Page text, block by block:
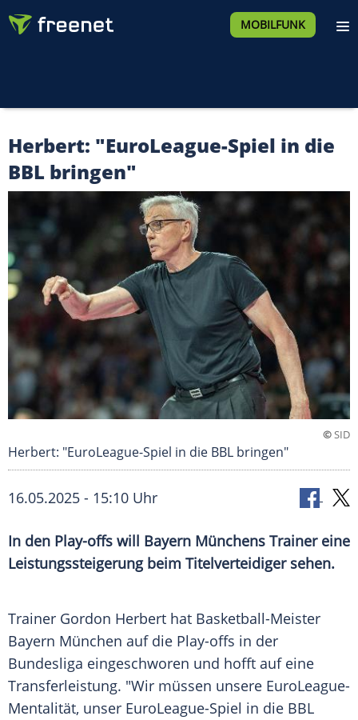
MOBILFUNK
Herbert: "EuroLeague-Spiel in die
BBL bringen"
©SID
Herbert: "EuroLeague-Spiel in die BBL bringen"
16.05.2025 - 15:10 Uhr
In den Play-offs will Bayern Münchens Trainer eine
Leistungssteigerung beim Titelverteidiger sehen.
Trainer Gordon Herbert hat Basketball-Meister
Bayern München auf die Play-offs in der
Bundesliga eingeschworen und hofft auf eine
Transferleistung. "Wir müssen unsere EuroLeague-
Mentalität, unser EuroLeague-Spiel in die BBL